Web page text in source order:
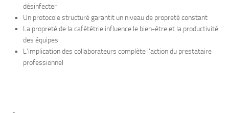
désinfecter
Un protocole structuré garantit un niveau de propreté constant
La propreté de la cafététrie influence le bien-être et la productivité
des équipes
L’implication des collaborateurs complète l’action du prestataire
professionnel